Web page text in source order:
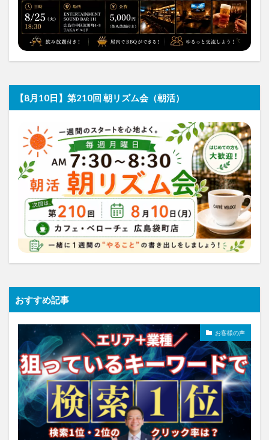
【8月10日】第210回 朝リズム会（朝活）
おすすめ記事
お客様の声